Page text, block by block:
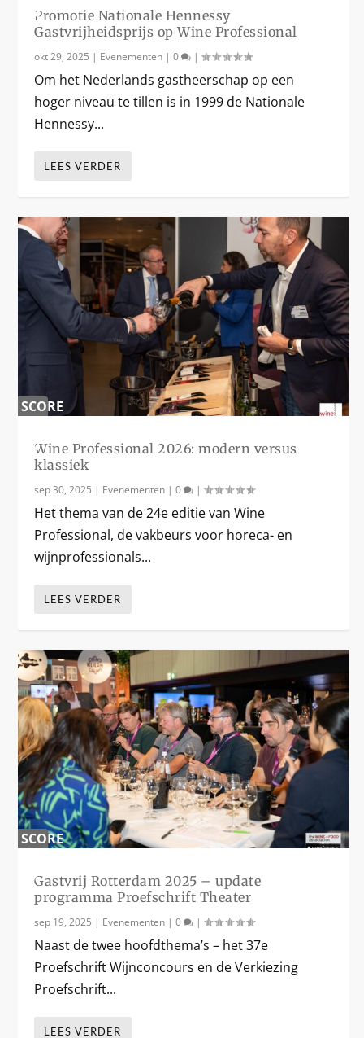
%
Promotie Nationale Hennessy
Gastvrijheidsprijs op Wine Professional
okt 29, 2025 | Evenementen |0 |
Om het Nederlands gastheerschap op een
hoger niveau te tillen is in 1999 de Nationale
Hennessy...
LEES VERDER
SCORE
%
Wine Professional 2026: modern versus
klassiek
sep 30, 2025 | Evenementen |0 |
Het thema van de 24e editie van Wine
Professional, de vakbeurs voor horeca- en
wijnprofessionals...
LEES VERDER
SCORE
%
Gastvrij Rotterdam 2025 – update
programma Proefschrift Theater
sep 19, 2025 | Evenementen |0 |
Naast de twee hoofdthema’s – het 37e
Proefschrift Wijnconcours en de Verkiezing
Proefschrift...
LEES VERDER